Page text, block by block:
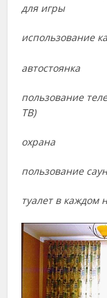
для игры
использование
автостоянка
пользование
ТВ)
охрана
пользование
туалет в каждом